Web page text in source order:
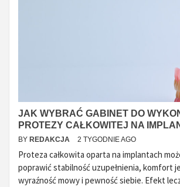
JAK WYBRAĆ GABINET DO
PROTEZY CAŁKOWITEJ NA
BY REDAKCJA 2 TYGODNIE AGO
Proteza całkowita oparta na implantach
poprawić stabilność uzupełnienia, komfort
wyraźność mowy i pewność siebie. Efekt